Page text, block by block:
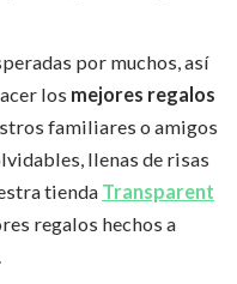
por muchos, así
los mejores regalos
familiares o amigos
llenas de risas
tienda Transparent
regalos hechos a